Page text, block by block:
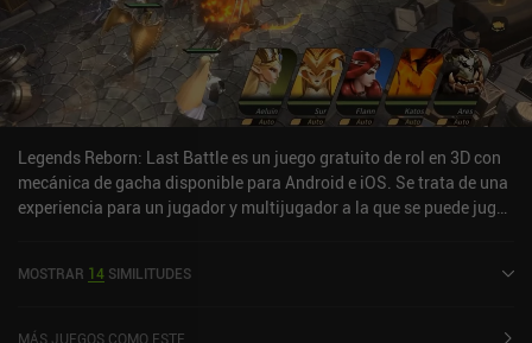
Legends Reborn: Last Battle es un juego gratuito de rol en 3D con
mecánica de gacha disponible para Android e iOS. Se trata de una
experiencia para un jugador y multijugador a la que se puede jugar
Battle se lanzó en agosto de 2021 y cuenta actualmente con una
App Store de iOS.
MOSTRAR 14 SIMILITUDES
MÁS JUEGOS COMO ESTE